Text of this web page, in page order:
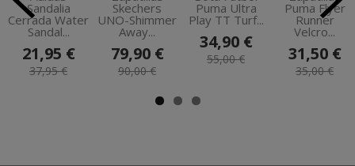
Sandalia
Cerrada Water
Sandal...
21,95 €
37,95 €
Skechers
UNO-Shimmer
Away...
79,90 €
90,00 €
Puma Ultra
Play TT Turf...
34,90 €
55,00 €
Puma Flyer
Runner
Velcro...
31,50 €
35,00 €